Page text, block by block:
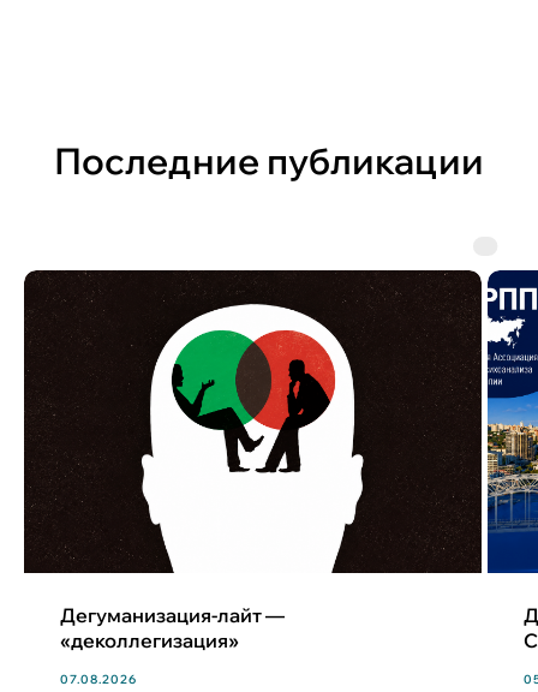
Последние публикации
Дегуманизация-лайт —
«деколлегизация»
07.08.2026